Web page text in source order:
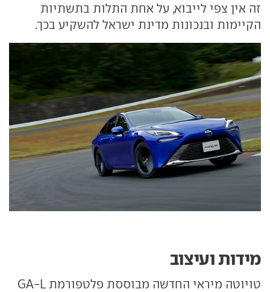
זה אין צפי לייבוא, על אחת התלות בתשתיות
הקיימות ובנכונות מדינת ישראל להשקיע בכך.
מידות ועיצוב
טויוטה מיראי החדשה מבוססת פלטפורמת GA-L